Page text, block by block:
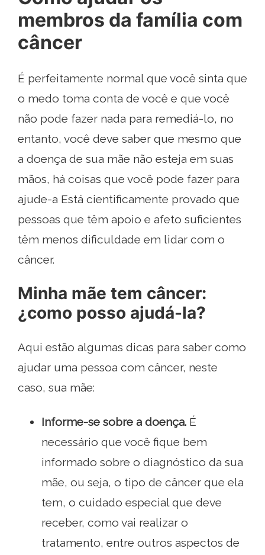
membros da família com
câncer
É perfeitamente normal que você sinta que
o medo toma conta de você e que você
não pode fazer nada para remediá-lo, no
entanto, você deve saber que mesmo que
a doença de sua mãe não esteja em suas
mãos, há coisas que você pode fazer para
ajude-a Está cientificamente provado que
pessoas que têm apoio e afeto suficientes
têm menos dificuldade em lidar com o
câncer.
Minha mãe tem câncer:
¿como posso ajudá-la?
Aqui estão algumas dicas para saber como
ajudar uma pessoa com câncer, neste
caso, sua mãe:
Informe-se sobre a doença. É
necessário que você fique bem
informado sobre o diagnóstico da sua
mãe, ou seja, o tipo de câncer que ela
tem, o cuidado especial que deve
receber, como vai realizar o
tratamento, entre outros aspectos de